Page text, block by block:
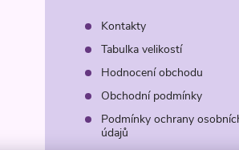
Kontakty
Tabulka velikostí
Hodnocení obchodu
Obchodní podmínky
Podmínky ochrany
údajů